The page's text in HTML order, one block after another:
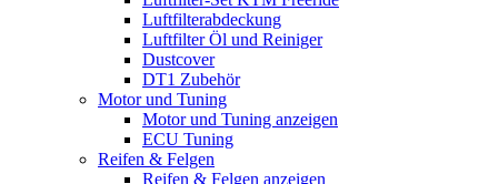
Luftfilterabdeckung
Luftfilter Öl und Reiniger
Dustcover
DT1 Zubehör
Motor und Tuning
Motor und Tuning anzeigen
ECU Tuning
Reifen & Felgen
Reifen & Felgen anzeigen